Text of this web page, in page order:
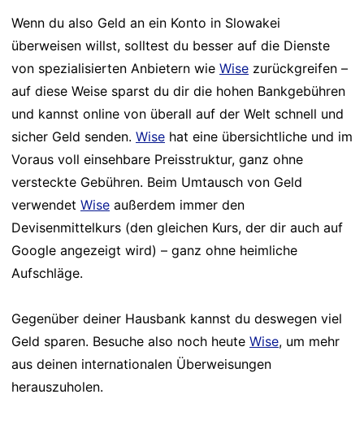
Wenn du also Geld an ein Konto in Slowakei
überweisen willst, solltest du besser auf die Dienste
von spezialisierten Anbietern wie Wise zurückgreifen –
auf diese Weise sparst du dir die hohen Bankgebühren
und kannst online von überall auf der Welt schnell und
sicher Geld senden. Wise hat eine übersichtliche und im
Voraus voll einsehbare Preisstruktur, ganz ohne
versteckte Gebühren. Beim Umtausch von Geld
verwendet Wise außerdem immer den
Devisenmittelkurs (den gleichen Kurs, der dir auch auf
Google angezeigt wird) – ganz ohne heimliche
Aufschläge.
Gegenüber deiner Hausbank kannst du deswegen viel
Geld sparen. Besuche also noch heute Wise, um mehr
aus deinen internationalen Überweisungen
herauszuholen.